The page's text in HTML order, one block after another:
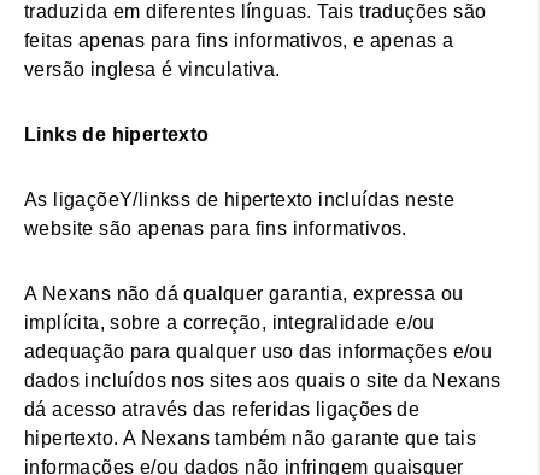
traduzida em diferentes línguas. Tais traduções são
feitas apenas para fins informativos, e apenas a
versão inglesa é vinculativa.
Links de hipertexto
As ligaçõeY/linkss de hipertexto incluídas neste
website são apenas para fins informativos.
A Nexans não dá qualquer garantia, expressa ou
implícita, sobre a correção, integralidade e/ou
adequação para qualquer uso das informações e/ou
dados incluídos nos sites aos quais o site da Nexans
dá acesso através das referidas ligações de
hipertexto. A Nexans também não garante que tais
informações e/ou dados não infringem quaisquer